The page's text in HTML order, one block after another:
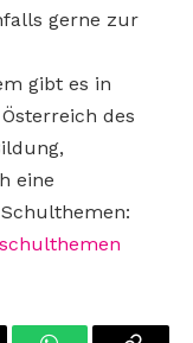
gerne zur
gibt es in
des
eine